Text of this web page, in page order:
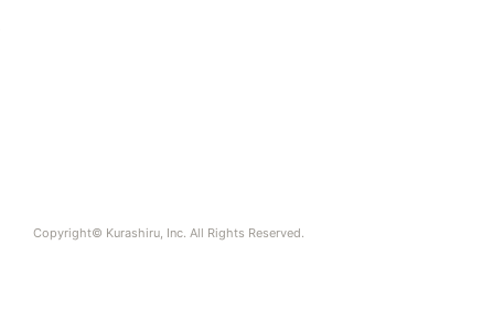
Copyright© Kurashiru, Inc. All Rights Reserved.